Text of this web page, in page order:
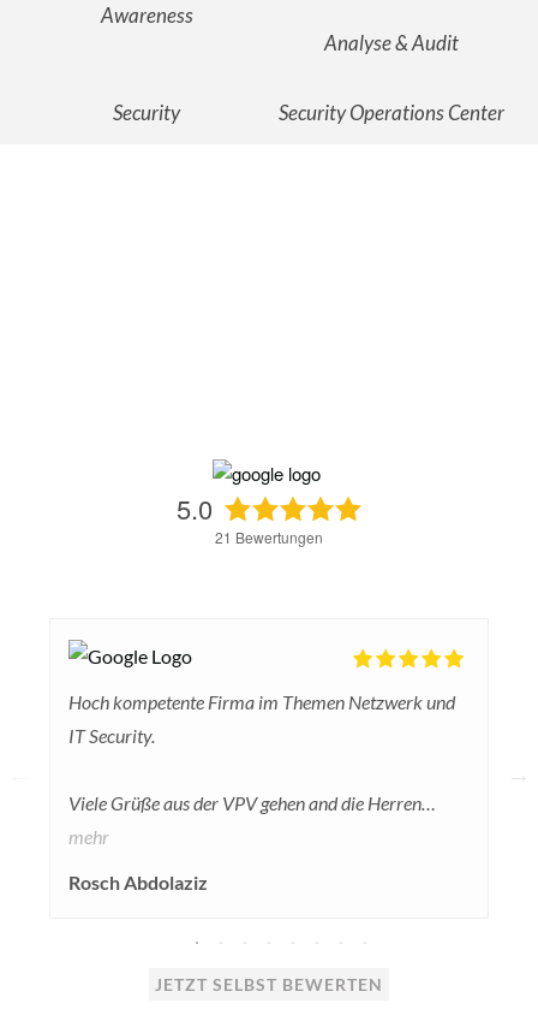
Awareness
Analyse & Audit
Security Security Operations Center
5.0
21 Bewertungen
Hoch kompetente Firma im Themen Netzwerk und
IT Security.
Viele Grüße aus der VPV gehen and die Herren
Dreher, Scheffing und Scheid.
mehr
Rosch Abdolaziz
JETZT SELBST BEWERTEN